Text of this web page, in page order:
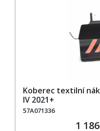
Koberec textilní
IV 2021+
57A071336
1